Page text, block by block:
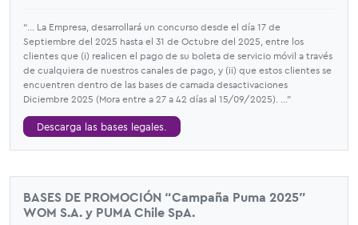
“... La Empresa, desarrollará un concurso desde el día 17 de
Septiembre del 2025 hasta el 31 de Octubre del 2025, entre los
clientes que (i) realicen el pago de su boleta de servicio móvil a través
de cualquiera de nuestros canales de pago, y (ii) que estos clientes se
encuentren dentro de las bases de camada desactivaciones
Diciembre 2025 (Mora entre a 27 a 42 días al 15/09/2025). ...”
Descarga las bases legales.
BASES DE PROMOCIÓN “Campaña Puma 2025”
WOM S.A. y PUMA Chile SpA.